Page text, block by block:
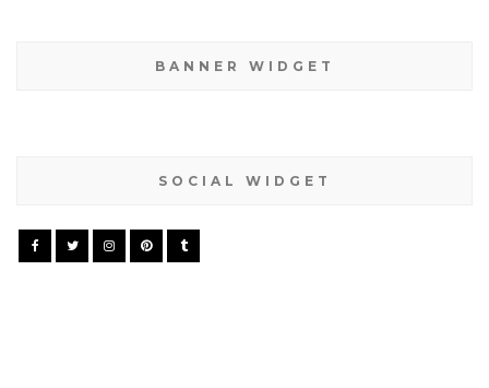
BANNER WIDGET
SOCIAL WIDGET